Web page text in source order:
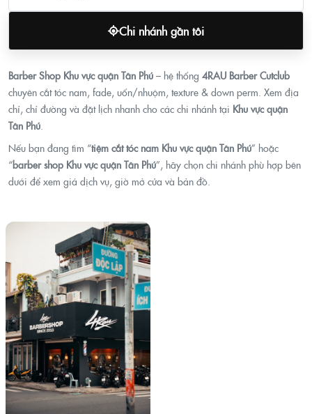
Chi nhánh gần tôi
Barber Shop Khu vực quận Tân Phú – hệ thống 4RAU Barber Cutclub
chuyên cắt tóc nam, fade, uốn/nhuộm, texture & down perm. Xem địa
chỉ, chỉ đường và đặt lịch nhanh cho các chi nhánh tại Khu vực quận
Tân Phú.
Nếu bạn đang tìm “tiệm cắt tóc nam Khu vực quận Tân Phú” hoặc
“barber shop Khu vực quận Tân Phú”, hãy chọn chi nhánh phù hợp bên
dưới để xem giá dịch vụ, giờ mở cửa và bản đồ.